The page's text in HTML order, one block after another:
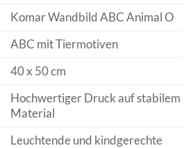
Komar Wandbild ABC Animal O
ABC mit Tiermotiven
40 x 50 cm
Hochwertiger Druck auf stabilem
Material
Leuchtende und kindgerechte